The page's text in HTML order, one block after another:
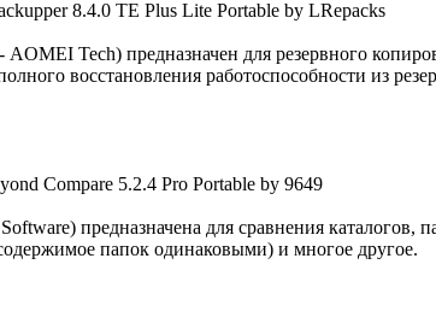
AOMEI Tech) предназначен для резервного
восстановления работоспособности из
предназначена для сравнения
папок одинаковыми) и многое другое.